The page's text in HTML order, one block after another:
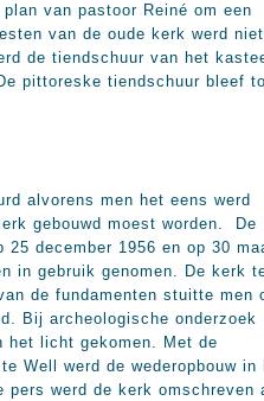
van pastoor Reiné om een
van de oude kerk werd niet
de tiendschuur van het
pittoreske tiendschuur bleef
alvorens men het eens werd
gebouwd moest worden. De
december 1956 en op 30
in gebruik genomen. De kerk
de fundamenten stuitte men
Bij archeologische onderzoek
het licht gekomen. Met de
Well werd de wederopbouw in
pers werd de kerk omschreven